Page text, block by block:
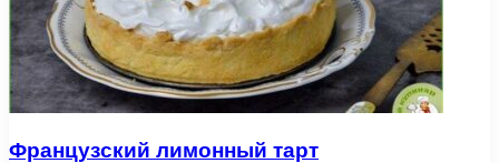
Французский лимонный тарт